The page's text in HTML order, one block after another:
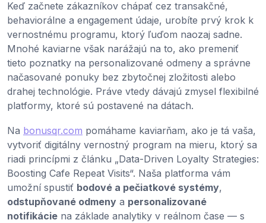
Keď začnete zákazníkov chápať cez transakčné,
behaviorálne a engagement údaje, urobíte prvý krok k
vernostnému programu, ktorý ľuďom naozaj sadne.
Mnohé kaviarne však narážajú na to, ako premeniť
tieto poznatky na personalizované odmeny a správne
načasované ponuky bez zbytočnej zložitosti alebo
drahej technológie. Práve vtedy dávajú zmysel flexibilné
platformy, ktoré sú postavené na dátach.
Na bonusqr.com pomáhame kaviarňam, ako je tá vaša,
vytvoriť digitálny vernostný program na mieru, ktorý sa
riadi princípmi z článku „Data-Driven Loyalty Strategies:
Boosting Cafe Repeat Visits“. Naša platforma vám
umožní spustiť bodové a pečiatkové systémy,
odstupňované odmeny a personalizované
notifikácie na základe analytiky v reálnom čase — s